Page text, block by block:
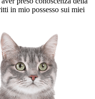
in mio possesso sui miei